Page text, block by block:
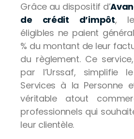
Grâce au dispositif d’
de crédit d’impôt,
éligibles ne paient
% du montant de leur
du règlement. Ce
par l’Urssaf, simplifie
Services à la Personne
véritable atout
professionnels qui
leur clientèle.